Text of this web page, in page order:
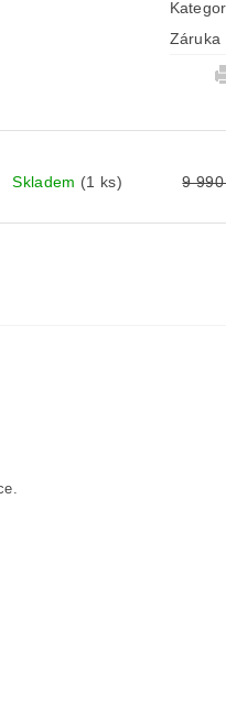
Záruka
Skladem (1 ks) 9